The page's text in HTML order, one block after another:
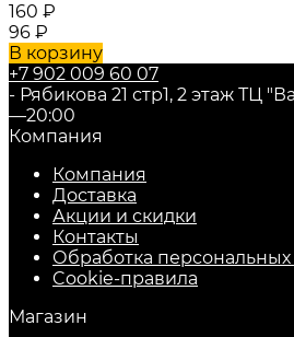
160 ₽
96 ₽
В корзину
+7 902 009 60 07
- Рябикова 21 стр1, 2 этаж ТЦ
—20:00
Компания
Компания
Доставка
Акции и скидки
Контакты
Обработка
Cookie-правила
Магазин